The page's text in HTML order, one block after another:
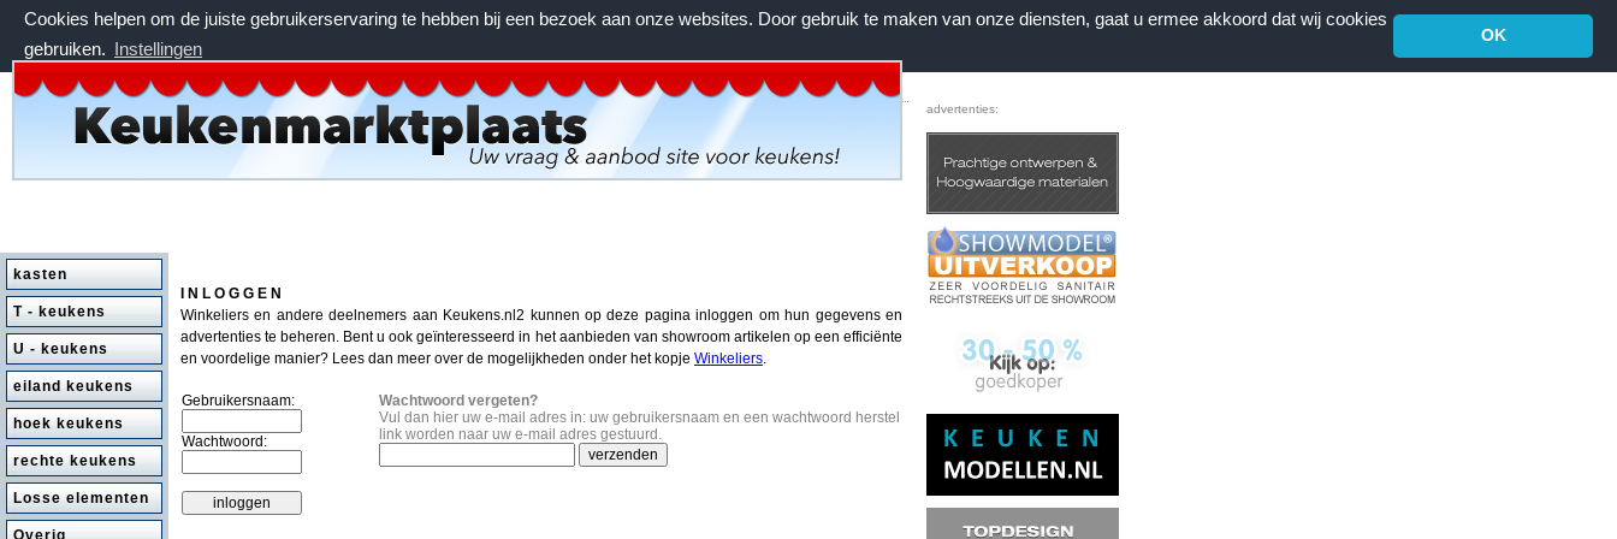
Cookies helpen om de juiste gebruikerservaring te hebben bij een bezoek aan onze websites. Door gebruik te maken van onze diensten, gaat u ermee akkoord dat wij cookies
gebruiken. Instellingen
OK
donderdag 6 augustus 2026, 07:47 uur
Home | Voorwaarden | Contact Favorieten
advertenties:
kasten
T - keukens
U - keukens
eiland keukens
hoek keukens
rechte keukens
Losse elementen
Overig
I N L O G G E N
Winkeliers en andere deelnemers aan Keukens.nl2 kunnen op deze pagina inloggen om hun gegevens en
advertenties te beheren. Bent u ook geïnteresseerd in het aanbieden van showroom artikelen op een efficiënte
en voordelige manier? Lees dan meer over de mogelijkheden onder het kopje Winkeliers.
Gebruikersnaam:
Wachtwoord:
Wachtwoord vergeten?
Vul dan hier uw e-mail adres in: uw gebruikersnaam en een wachtwoord herstel
link worden naar uw e-mail adres gestuurd.